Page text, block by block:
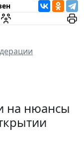
на нюансы